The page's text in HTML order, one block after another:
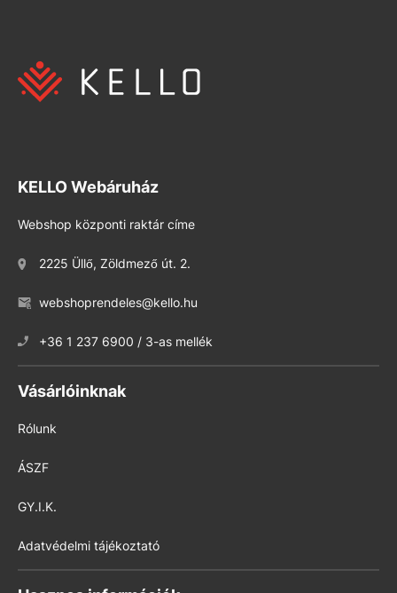
KELLO Webáruház
Webshop központi raktár címe
2225 Üllő, Zöldmező út. 2.
webshoprendeles@kello.hu
+36 1 237 6900 / 3-as mellék
Vásárlóinknak
Rólunk
ÁSZF
GY.I.K.
Adatvédelmi tájékoztató